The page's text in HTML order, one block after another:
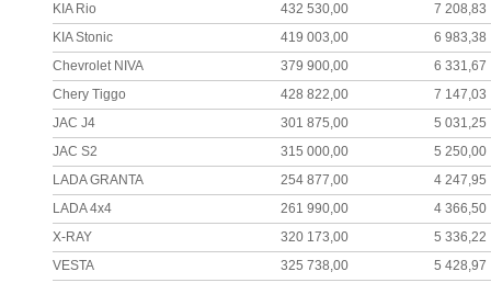
KIA Rio
432 530,00
7 208,83
KIA Stonic
419 003,00
6 983,38
Chevrolet NIVA
379 900,00
6 331,67
Chery Tiggo
428 822,00
7 147,03
JAC J4
301 875,00
5 031,25
JAC S2
315 000,00
5 250,00
LADA GRANTA
254 877,00
4 247,95
LADA 4x4
261 990,00
4 366,50
X-RAY
320 173,00
5 336,22
VESTA
325 738,00 5 428,97